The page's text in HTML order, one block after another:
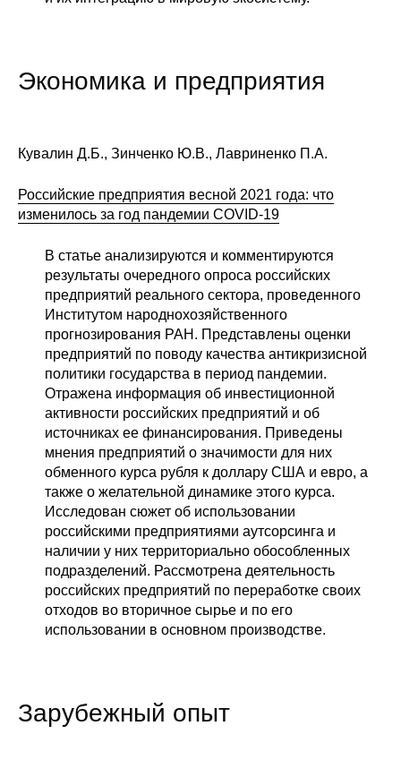
Экономика и предприятия
Кувалин Д.Б., Зинченко Ю.В., Лавриненко П.А.
Российские предприятия весной 2021 года: что
изменилось за год пандемии COVID-19
В статье анализируются и комментируются
результаты очередного опроса российских
предприятий реального сектора, проведенного
Институтом народнохозяйственного
прогнозирования РАН. Представлены оценки
предприятий по поводу качества антикризисной
политики государства в период пандемии.
Отражена информация об инвестиционной
активности российских предприятий и об
источниках ее финансирования. Приведены
мнения предприятий о значимости для них
обменного курса рубля к доллару США и евро, а
также о желательной динамике этого курса.
Исследован сюжет об использовании
российскими предприятиями аутсорсинга и
наличии у них территориально обособленных
подразделений. Рассмотрена деятельность
российских предприятий по переработке своих
отходов во вторичное сырье и по его
использовании в основном производстве.
Зарубежный опыт